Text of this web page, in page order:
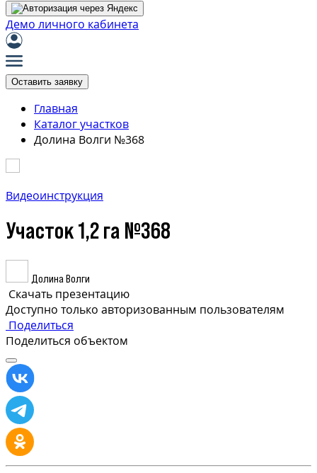
Демо личного кабинета
Оставить заявку
Главная
Каталог участков
Долина Волги №368
Видеоинструкция
Участок 1,2 га №368
Долина Волги
Скачать презентацию
Доступно только авторизованным пользователям
Поделиться
Поделиться объектом